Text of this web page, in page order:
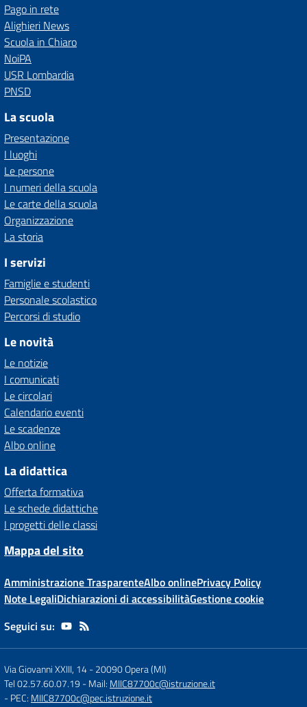
Pago in rete
Alighieri News
Scuola in Chiaro
NoiPA
USR Lombardia
PNSD
La scuola
Presentazione
I luoghi
Le persone
I numeri della scuola
Le carte della scuola
Organizzazione
La storia
I servizi
Famiglie e studenti
Personale scolastico
Percorsi di studio
Le novità
Le notizie
I comunicati
Le circolari
Calendario eventi
Le scadenze
Albo online
La didattica
Offerta formativa
Le schede didattiche
I progetti delle classi
Mappa del sito
Amministrazione TrasparenteAlbo onlinePrivacy Policy
Note LegaliDichiarazioni di accessibilitàGestione cookie
Seguici su:
Via Giovanni XXIII, 14-20090 Opera (MI)
Tel 02.57.60.07.19 - Mail: MIIC87700c@istruzione.it
- PEC: MIIC87700c@pec.istruzione.it